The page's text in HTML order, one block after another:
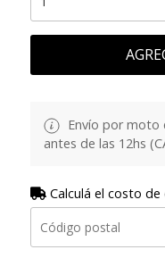
Envío por moto
antes de las 12hs
Calculá el costo de